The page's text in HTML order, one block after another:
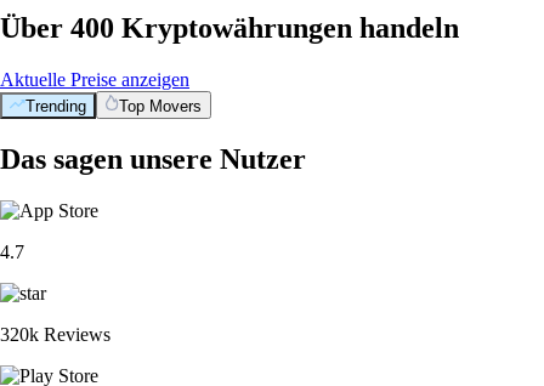
Über 400 Kryptowährungen handeln
Aktuelle Preise anzeigen
Trending Top Movers
Das sagen unsere Nutzer
4.7
320k Reviews